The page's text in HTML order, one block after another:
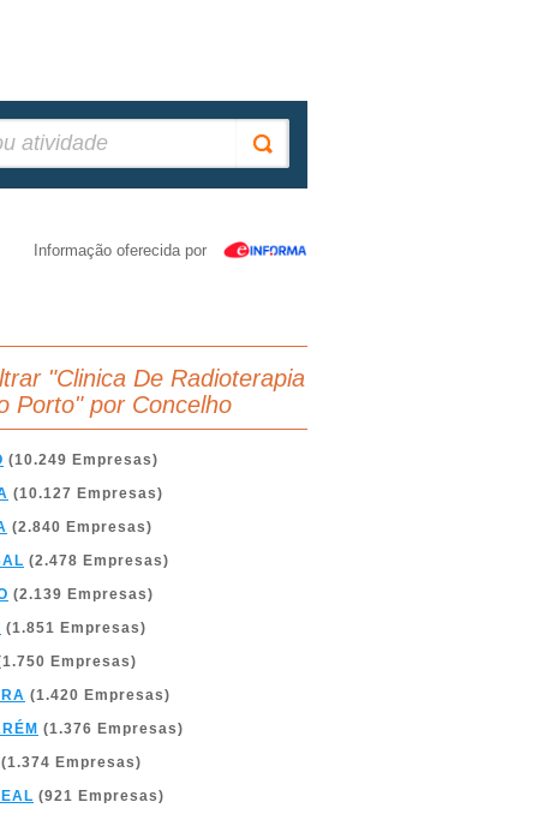
Informação oferecida por
"Clinica De Radioterapia
Porto" por Concelho
(10.249 Empresas)
(10.127 Empresas)
(2.840 Empresas)
(2.478 Empresas)
(2.139 Empresas)
(1.851 Empresas)
Empresas)
(1.420 Empresas)
(1.376 Empresas)
(1.374 Empresas)
(921 Empresas)